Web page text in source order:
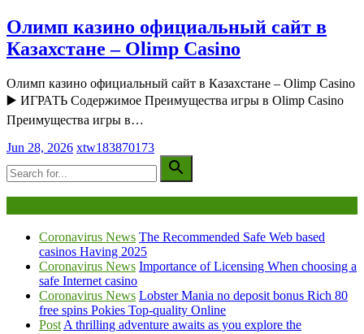
Олимп казино официальный сайт в
Казахстане – Olimp Casino
Олимп казино официальный сайт в Казахстане – Olimp Casino
▶️ ИГРАТЬ Содержимое Преимущества игры в Olimp Casino
Преимущества игры в…
Jun 28, 2026 xtw183870173
Coronavirus News The Recommended Safe Web based
casinos Having 2025
Coronavirus News Importance of Licensing When choosing a
safe Internet casino
Coronavirus News Lobster Mania no deposit bonus Rich 80
free spins Pokies Top-quality Online
Post A thrilling adventure awaits as you explore the